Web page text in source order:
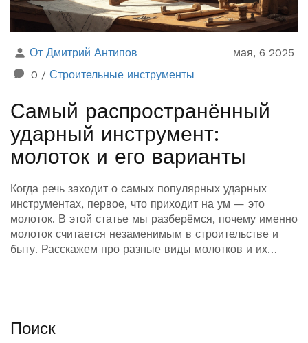
От Дмитрий Антипов
мая, 6 2025
0 / Строительные инструменты
Самый распространённый
ударный инструмент:
молоток и его варианты
Когда речь заходит о самых популярных ударных
инструментах, первое, что приходит на ум — это
молоток. В этой статье мы разберёмся, почему именно
молоток считается незаменимым в строительстве и
быту. Расскажем про разные виды молотков и их
Поиск